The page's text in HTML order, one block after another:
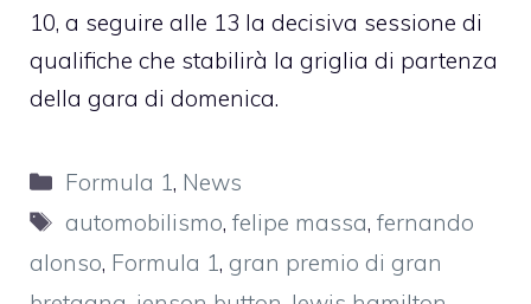
10, a seguire alle 13 la decisiva sessione di
qualifiche che stabilirà la griglia di partenza
della gara di domenica.
Categorie
Formula 1, News
Tag
automobilismo,felipe massa,fernando
alonso, Formula 1, gran premio di gran